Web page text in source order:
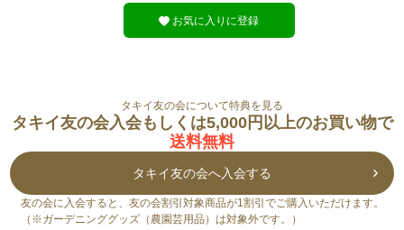
お気に入りに登録
タキイ友の会について特典を見る
タキイ友の会入会もしくは5,000円以上のお買い物で
送料無料
タキイ友の会へ入会する
友の会に入会すると、友の会割引対象商品が1割引でご購入いただけます。
（※ガーデニンググッズ（農園芸用品）は対象外です。）